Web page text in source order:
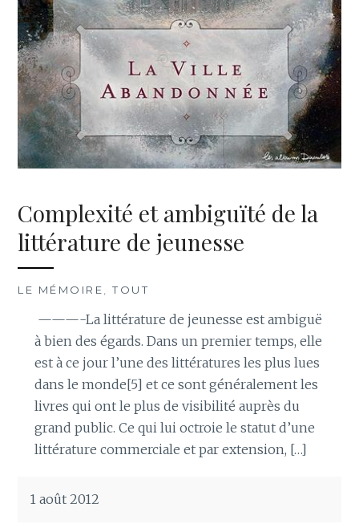
Complexité et ambiguïté de la
littérature de jeunesse
LE MÉMOIRE ,TOUT
———-La littérature de jeunesse est ambiguë
à bien des égards. Dans un premier temps, elle
est à ce jour l’une des littératures les plus lues
dans le monde[5] et ce sont généralement les
livres qui ont le plus de visibilité auprès du
grand public. Ce qui lui octroie le statut d’une
littérature commerciale et par extension, […]
1 août 2012